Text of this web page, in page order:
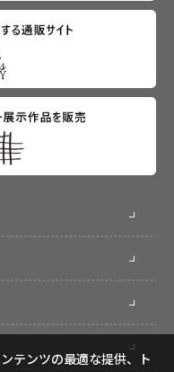
テンツの最適な提供、ト